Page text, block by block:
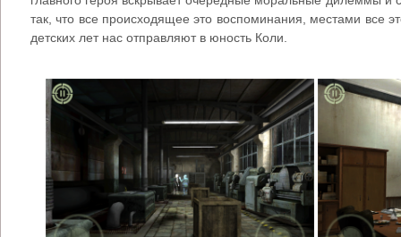
так, что все происходящее это воспоминания, местами все
детских лет нас отправляют в юность Коли.